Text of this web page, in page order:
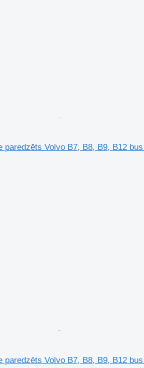
paredzēts Volvo B7, B8, B9, B12
paredzēts Volvo B7, B8, B9, B12